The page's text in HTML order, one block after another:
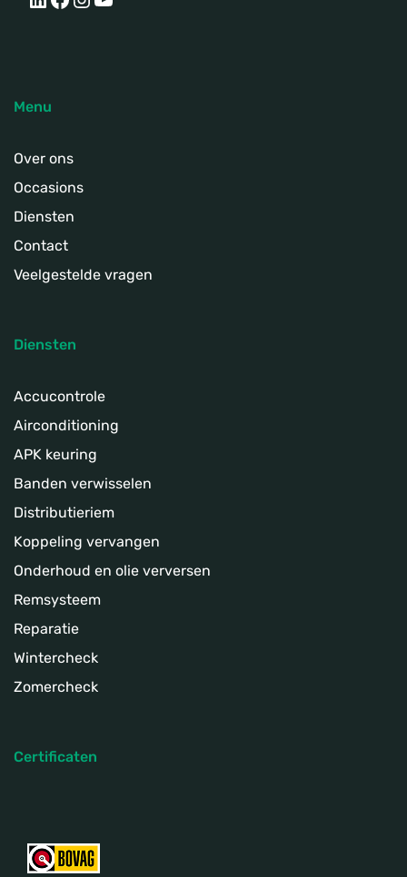
Menu
Over ons
Occasions
Diensten
Contact
Veelgestelde vragen
Diensten
Accucontrole
Airconditioning
APK keuring
Banden verwisselen
Distributieriem
Koppeling­ vervangen
Onderhoud en olie verversen
Remsysteem
Reparatie
Wintercheck
Zomercheck
Certificaten